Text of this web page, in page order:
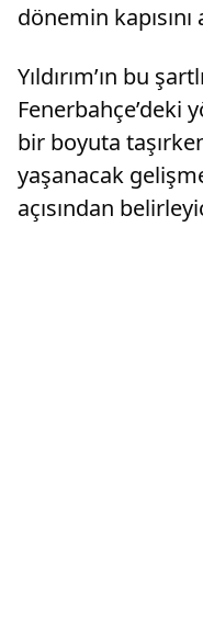
dönemin
Yıldırım’ın bu
Fenerbahçe’deki
bir boyuta
yaşanacak
açısından